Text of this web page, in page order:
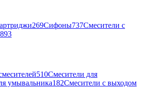
269Сифоны737Смесители с
510Смесители для
умывальника182Смесители с выходом